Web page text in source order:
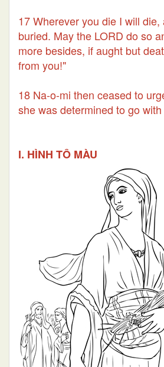
17 Wherever you die I will
buried. May the LORD do so
more besides, if aught but
from you!"
18 Na-o-mi then ceased to
she was determined to go with
I. HÌNH TÔ MÀU